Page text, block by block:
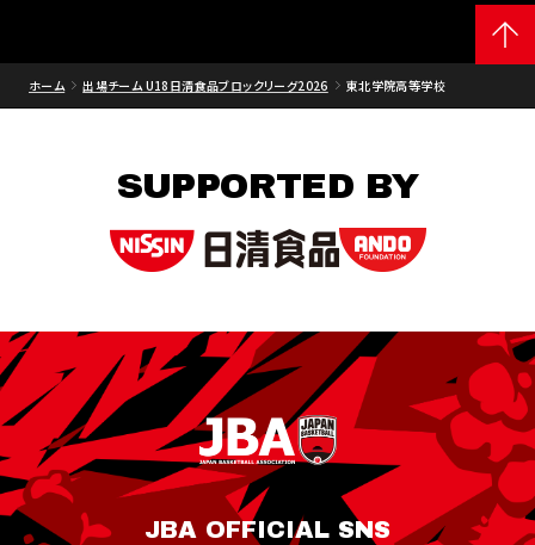
ホーム 出場チーム U18日清食品ブロックリーグ2026 東北学院高等学校
SUPPORTED BY
JBA OFFICIAL SNS